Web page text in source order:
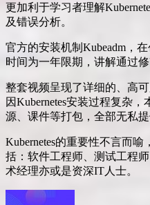
更加利于学习者理解
及错误分析。
官方的安装机制Kubeadm，
时间为一年限期，讲解通过
整套视频呈现了详细的、高可
因Kubernetes安装过程复杂
源、课件等打包，全部无私
Kubernetes的重要性不言而
括：软件工程师、测试工程
术经理亦或是资深IT人士。